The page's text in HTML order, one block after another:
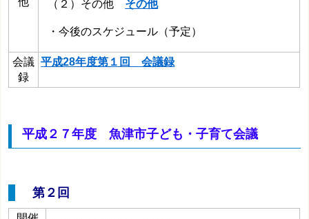
（２）その他 その他
・今後のスケジュール（予定）
会議
録
平成28年度第１回 会議録
平成２７年度 魚津市子ども・子育て会議
第２回